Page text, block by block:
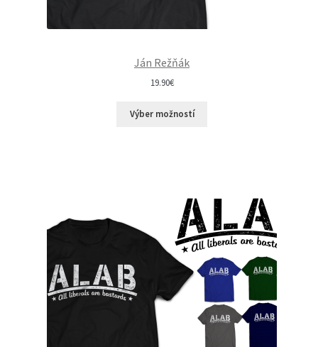
Ján Režňák
19.90€
Výber možností